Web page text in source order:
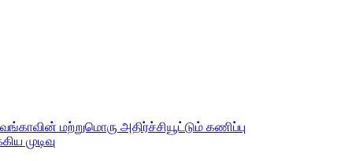
மற்றுமொரு அதிர்ச்சியூட்டும் கணிப்பு
முடிவு